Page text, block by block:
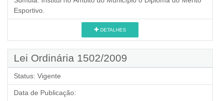
Esportivo.
DETALHES
Lei Ordinária 1502/2009
Status: Vigente
Data de Publicação: